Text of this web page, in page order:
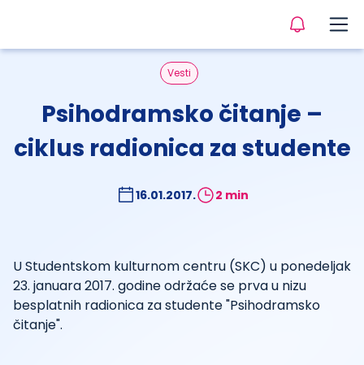
Vesti
Psihodramsko čitanje –
ciklus radionica za studente
16.01.2017. 2 min
U Studentskom kulturnom centru (SKC) u ponedeljak
23. januara 2017. godine održaće se prva u nizu
besplatnih radionica za studente "Psihodramsko
čitanje".